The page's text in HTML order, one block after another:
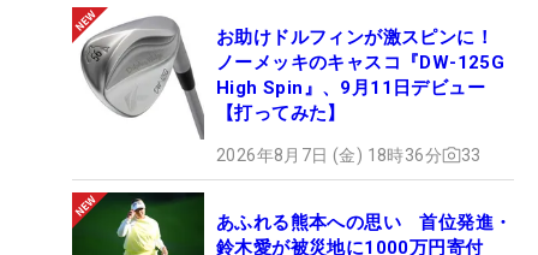
お助けドルフィンが激スピンに！
ノーメッキのキャスコ『DW-125G
High Spin』、9月11日デビュー
【打ってみた】
2026年8月7日 (金) 18時36分 33
あふれる熊本への思い 首位発進・
鈴木愛が被災地に1000万円寄付